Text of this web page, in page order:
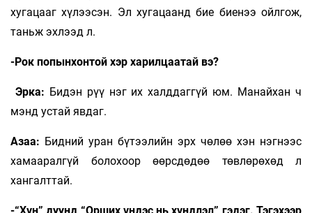
хугацааг хүлээсэн. Эл хугацаанд бие биенээ ойлгож,
таньж эхлээд л.
-Рок попынхонтой хэр харилцаатай вэ?
Эрка: Бидэн рүү нэг их халддаггүй юм. Манайхан ч
мэнд устай явдаг.
Азаа: Бидний уран бүтээлийн эрх чөлөө хэн нэгнээс
хамааралгүй болохоор өөрсдөдөө төвлөрөхөд л
хангалттай.